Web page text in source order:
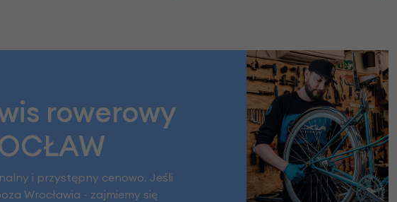
rowerowy
i przystępny cenowo. Jeśli
Wrocławia - zajmiemy się